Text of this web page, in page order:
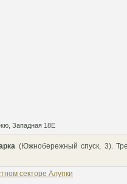
Западная 18Е
(Южнобережный спуск, 3).